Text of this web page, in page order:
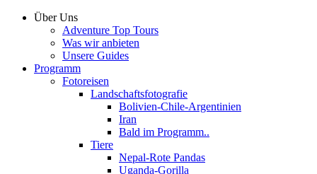
Über Uns
Adventure Top Tours
Was wir anbieten
Unsere Guides
Programm
Fotoreisen
Landschaftsfotografie
Bolivien-Chile-Argentinien
Iran
Bald im Programm..
Tiere
Nepal-Rote Pandas
Uganda-Gorilla